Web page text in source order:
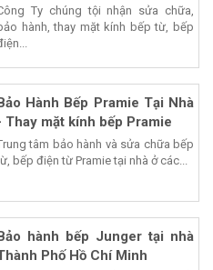
Ty chúng tội nhận sửa chữa,
hành, thay mặt kính bếp từ, bếp
Hành Bếp Pramie Tại Nhà
Thay mặt kính bếp Pramie
tâm bảo hành và sửa chữa bếp
bếp điện từ Pramie tại nhà ở các...
hành bếp Junger tại nhà
Phố Hồ Chí Minh